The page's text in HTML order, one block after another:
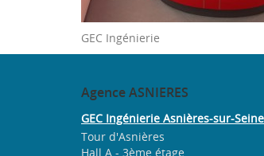
GEC Ingénierie
AgenceASNIERES
GEC Ingénierie Asnières-sur-Seine
Tour d'Asnières
Hall A - 3ème étage